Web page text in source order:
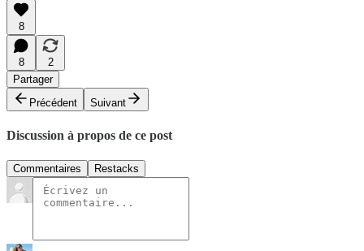
8
8
2
Partager
Précédent
Suivant
Discussion à propos de ce post
Commentaires Restacks